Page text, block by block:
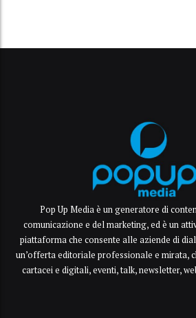
Pop Up Media è un generatore di
comunicazione e del marketing, ed è un
piattaforma che consente alle aziende di
un’offerta editoriale professionale e mirata,
cartacei e digitali, eventi, talk, newsletter,